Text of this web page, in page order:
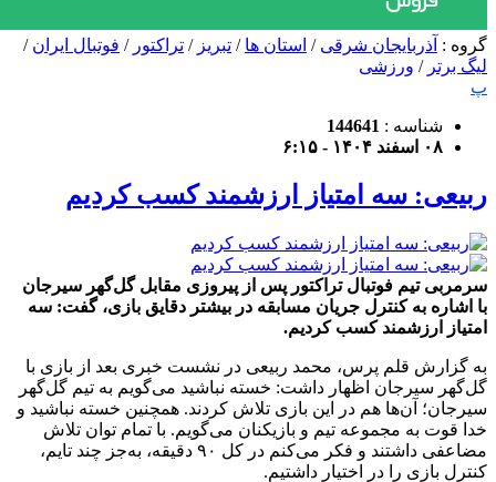
گروه : آذربایجان شرقی / استان ها / تبریز / تراکتور / فوتبال ایران /
لیگ برتر / ورزشی
پ
شناسه : 144641
۰۸ اسفند ۱۴۰۴ - ۶:۱۵
ربیعی: سه امتیاز ارزشمند کسب کردیم
سرمربی تیم فوتبال تراکتور پس از پیروزی مقابل گل‌گهر سیرجان
با اشاره به کنترل جریان مسابقه در بیشتر دقایق بازی، گفت: سه
امتیاز ارزشمند کسب کردیم.
به گزارش قلم پرس، محمد ربیعی در نشست خبری بعد از بازی با
گل‌گهر سیرجان اظهار داشت: خسته نباشید می‌گویم به تیم گل‌گهر
سیرجان؛ آن‌ها هم در این بازی تلاش کردند. همچنین خسته نباشید و
خدا قوت به مجموعه تیم و بازیکنان می‌گویم. با تمام توان تلاش
مضاعفی داشتند و فکر می‌کنم در کل ۹۰ دقیقه، به‌جز چند تایم،
کنترل بازی را در اختیار داشتیم.